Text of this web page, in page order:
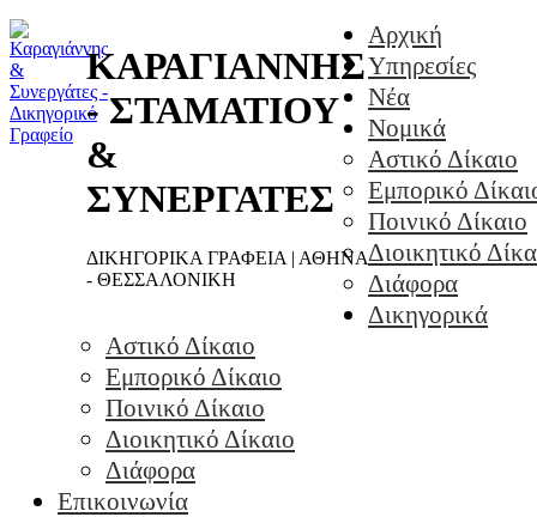
ΚΑΡΑΓΙΑΝΝΗΣ
- ΣΤΑΜΑΤΙΟΥ
&
ΣΥΝΕΡΓΑΤΕΣ
ΔΙΚΗΓΟΡΙΚΑ ΓΡΑΦΕΙΑ | ΑΘΗΝΑ
- ΘΕΣΣΑΛΟΝΙΚΗ
Αρχική
Υπηρεσίες
Νέα
Νομικά
Αστικό Δίκαιο
Εμπορικό
Ποινικό Δίκαιο
Διοικητικό
Διάφορα
Δικηγορικά
Αστικό Δίκαιο
Εμπορικό Δίκαιο
Ποινικό Δίκαιο
Διοικητικό Δίκαιο
Διάφορα
Επικοινωνία